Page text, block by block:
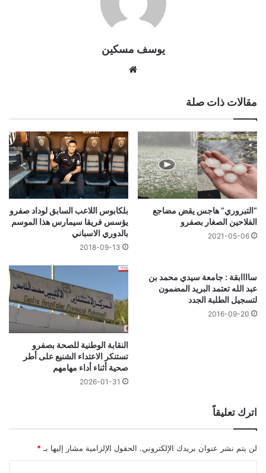
يوسف مسكين
مقالات ذات صلة
“التبروري” هاجس يقض مضاجع
الفلاحين الصغار بصفرو
2021-05-06
بلكابوس اللاعب السابق لوداد صفرو
يؤسس فريقا سيمارس هذا الموسم
بالدوري الاسباني
2018-09-13
ساااابقة : جامعة سيدي محمد بن
عبد الله تعتمد البريد المضمون
لتسجيل الطلبة الجدد
2016-09-20
النقابة الوطنية للصحة بصفرو
تستنكر الاعتداء الشنيع على أطر
صحية أثناء أداء مهامهم
2026-01-31
اترك تعليقاً
لن يتم نشر عنوان بريدك الإلكتروني. الحقول الإلزامية مشار إليها بـ *